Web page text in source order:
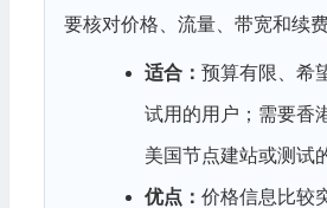
要核对价格、流量、带宽和续费
适合： 预算有限、希
试用的用户；需要香
美国节点建站或测试
优点： 价格信息比较